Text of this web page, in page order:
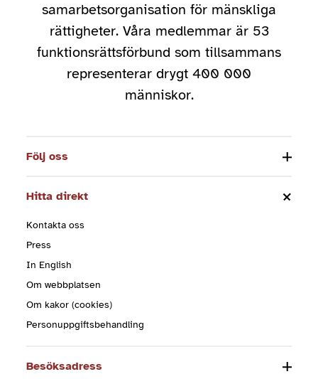
samarbetsorganisation för mänskliga
rättigheter. Våra medlemmar är 53
funktionsrättsförbund som tillsammans
representerar drygt 400 000
människor.
Följ oss
Hitta direkt
Kontakta oss
Press
In English
Om webbplatsen
Om kakor (cookies)
Personuppgiftsbehandling
Besöksadress